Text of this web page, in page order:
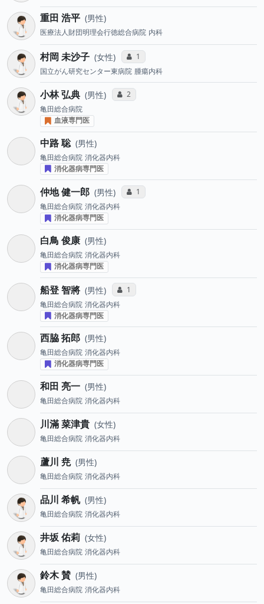
重田 浩平 男性
医療法人財団明理会行徳総合病院 内科
村岡 未沙子 女性 コミュニケーション・タイプ投票数
1
国立がん研究センター東病院 腫瘍内科
小林 弘典 男性 コミュニケーション・タイプ投票数
2
亀田総合病院
血液専門医
中路 聡 男性
亀田総合病院 消化器内科
消化器病専門医
仲地 健一郎 男性 コミュニケーション・タイプ投票数
1
亀田総合病院 消化器内科
消化器病専門医
白鳥 俊康 男性
亀田総合病院 消化器内科
消化器病専門医
船登 智將 男性 コミュニケーション・タイプ投票数
1
亀田総合病院 消化器内科
消化器病専門医
西脇 拓郎 男性
亀田総合病院 消化器内科
消化器病専門医
和田 亮一 男性
亀田総合病院 消化器内科
川滿 菜津貴 女性
亀田総合病院 消化器内科
蘆川 尭 男性
亀田総合病院 消化器内科
品川 希帆 男性
亀田総合病院 消化器内科
井坂 佑莉 女性
亀田総合病院 消化器内科
鈴木 賛 男性
亀田総合病院 消化器内科